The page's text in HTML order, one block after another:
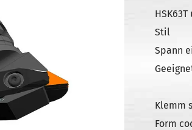
Werkzeug halter
Werkzeug halter
SCAT/CAT-Werkzeug halter
halter DIN 69893 (ISO
halter DIN 69893 (ISO
Stil
Spann
Klemm
Form